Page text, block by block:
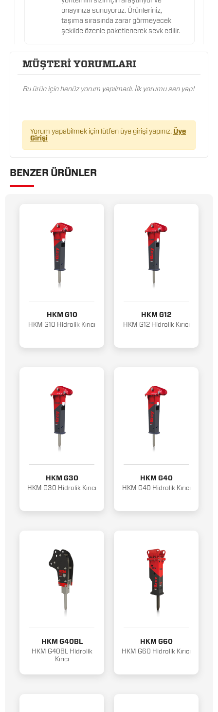
onayınıza sunuyoruz. Ürünleriniz,
taşıma sırasında zarar görmeyecek
şekilde özenle paketlenerek sevk edilir.
MÜŞTERİ YORUMLARI
Bu ürün için henüz yorum yapılmadı. İlk yorumu sen yap!
Yorum yapabilmek için lütfen üye girişi yapınız. Üye
Girişi
BENZER ÜRÜNLER
HKM G10
HKM G10 Hidrolik Kırıcı
HKM G12
HKM G12 Hidrolik Kırıcı
HKM G30
HKM G30 Hidrolik Kırıcı
HKM G40
HKM G40 Hidrolik Kırıcı
HKM G40BL
HKM G40BL Hidrolik
Kırıcı
HKM G60
HKM G60 Hidrolik Kırıcı